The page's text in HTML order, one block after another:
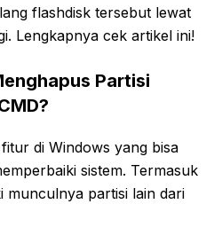
flashdisk tersebut lewat
Lengkapnya cek artikel ini!
Partisi
di Windows yang bisa
sistem. Termasuk
munculnya partisi lain dari